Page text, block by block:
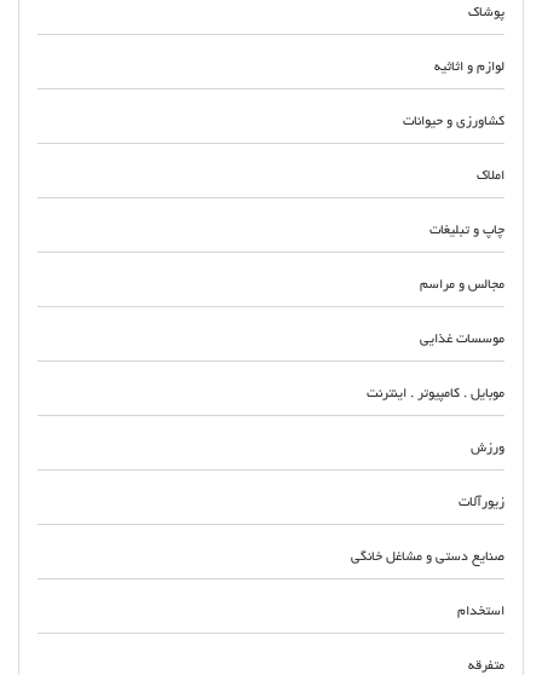
پوشاک
لوازم و اثاثیه
کشاورزی و حیوانات
املاک
چاپ و تبلیغات
مجالس و مراسم
موسسات غذایی
موبایل . کامپیوتر . اینترنت
ورزش
زیورآلات
صنایع دستی و مشاغل خانگی
استخدام
متفرقه